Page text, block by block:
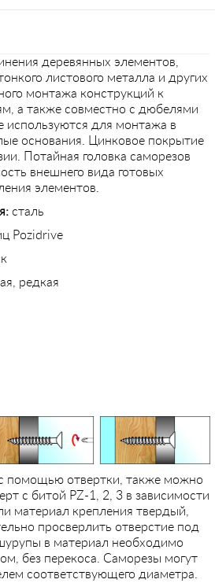
деревянных элементов,
листового металла и других
монтажа конструкций к
а также совместно с дюбелями
используются для монтажа в
основания. Цинковое покрытие
Потайная головка саморезов
внешнего вида готовых
элементов.
сталь
Pozidrive
редкая
помощью отвертки, также можно
с битой PZ-1, 2, 3 в зависимости
материал крепления твердый,
просверлить отверстие под
в материал необходимо
без перекоса. Саморезы могут
соответствующего диаметра.